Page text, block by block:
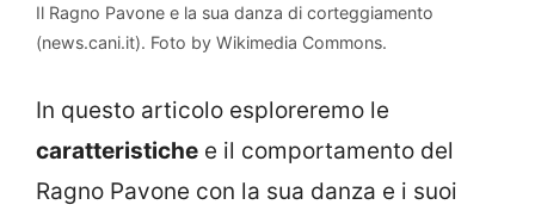
Il Ragno Pavone e la sua danza di corteggiamento
(news.cani.it). Foto by Wikimedia Commons.
In questo articolo esploreremo le
caratteristiche e il comportamento del
Ragno Pavone con la sua danza e i suoi